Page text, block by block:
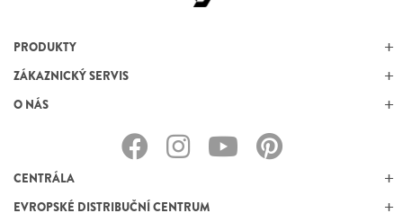
PRODUKTY
ZÁKAZNICKÝ SERVIS
O NÁS
CENTRÁLA
EVROPSKÉ DISTRIBUČNÍ CENTRUM